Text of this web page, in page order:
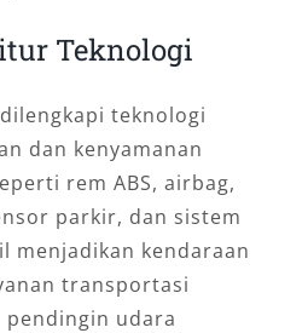
Teknologi
teknologi
dan kenyamanan
rem ABS, airbag,
parkir, dan sistem
menjadikan kendaraan
transportasi
udara